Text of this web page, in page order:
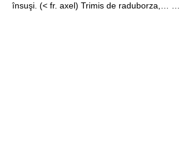
însuşi. (< fr. axel) Trimis de raduborza,… …